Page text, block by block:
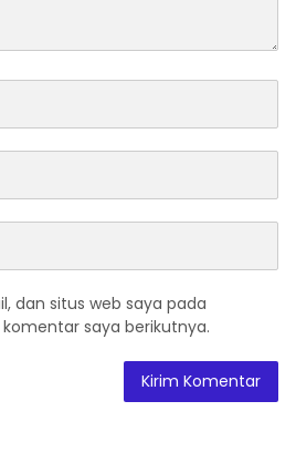
dan situs web saya pada
saya berikutnya.